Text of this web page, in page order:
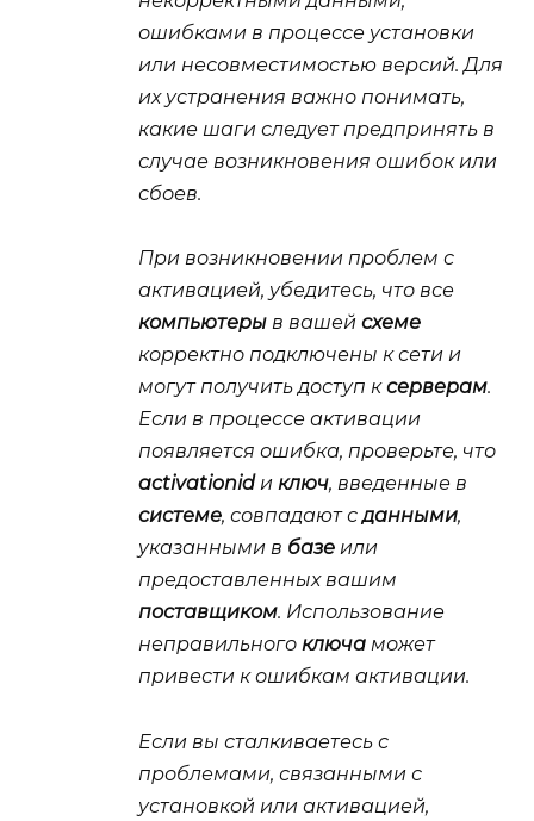
ошибками в процессе установки
или несовместимостью версий. Для
их устранения важно понимать,
какие шаги следует предпринять в
случае возникновения ошибок или
сбоев.
При возникновении проблем с
активацией, убедитесь, что все
компьютеры в вашей схеме
корректно подключены к сети и
могут получить доступ ксерверам.
Если в процессе активации
появляется ошибка, проверьте, что
activationidи ключ, введенные в
системе, совпадают сданными,
указанными в базе или
предоставленных вашим
поставщиком. Использование
неправильного ключа может
привести к ошибкам активации.
Если вы сталкиваетесь с
проблемами, связанными с
установкой или активацией,